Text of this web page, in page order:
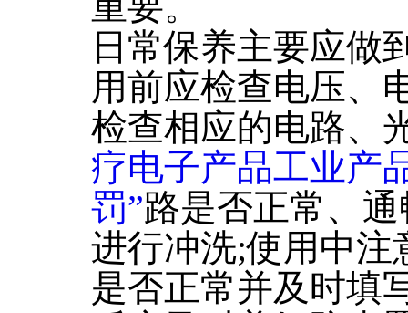
日常保养主要应做
用前应检查电压、
检查相应的电路、
疗电子产品工业产
罚”路是否正常、
进行冲洗;使用中注
是否正常并及时填